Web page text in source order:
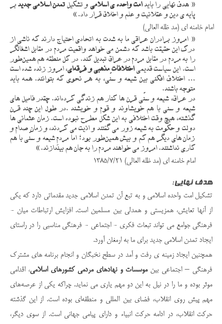
« هدف نهایی را بایدامت واحده ­ی اسلامی و تشکیلتمدن اسلامی جدیدبر
پایه ­ی دین و عقلانیت و علم و اخلاق قرار داد.»
امام خامنه­ ای (مد ظله العالی)
« امروز برادران عراقی ما به شدت به اتحادی احتیاج دارند که ناشی از
درک این حقیقت باشد که دشمن می ­خواهد واقعیت مردم در مقابل اشغالگر
را به مردم در مقابل مردم در عراق تبدیل کند. در کل منطقه هم همین‌طور
است. این سیاست قدیمیاختلافات مذهبی و فرقه‌ای، امروز زنده شده است
... اختلاف‌ افکنی بین شیعه و سنّی، به هر نحوی که بتوانند. همه باید
متوجه باشند.
در عراق، شیعه و سنّی قرن ­ها کنار هم زندگی کرده‌اند. چقدر فامیل ­های
شیعه و سنی با هم خویشاوند و قوم و خویشند.در طول این چند قرن
گذشته، هیچ وقت اختلافی به این شکل مطرح نبوده است. زمان عثمانی­ ها
دولت و حکومت به شیعه زور می ­گفتند و اذیت می ­کردند، و زمان صدام و
زمان­ های دیگر هم کم و بیش همین‌طور بود؛ اما مردمِ شیعه و سنّی با هم
کاری نداشتند. امروز می­ خواهند مردم را به جان هم بیندازند.
»
امام خامنه­ ای (مد ظله العالی) 1385/7/21
هدف نهایی:
تشکیل امت واحده اسلامی و به تبع آن تمدن اسلامی جدید مقدماتی دارد که یکی
از آن­ها تعایش، هم­زیستی و هم­دلی بین مسلمین است. افزایش ارتباطات میان ­
فرهنگی جوامع می ­تواند تبعات فکری - اجتماعی - فرهنگی مناسبی را در راستای
ایجاد تمدن اسلامی جدید برای ما به ارمغان آورد.
هم­چنین ایجاد زمینه ­ی رفت و آمد در سطح نخبگان و انجام برنامه ­های مشترک
فرهنگی – اجتماعی بینموسسات و نهادهای مردمی کشورهای اسلامی، اقدامی
موثر بوده و ما را در نیل به این دو مهم یاری می­ نماید. چراکه یکی از عرصه‌های
مهم پیش روی انقلاب، فضای بین المللی و منطقه‌ای بوده است. از این گذشته
حرکت انقلاب، در ادامه حرکت انبیاء و دارای پیامی جهانی است. از سوی دیگر،